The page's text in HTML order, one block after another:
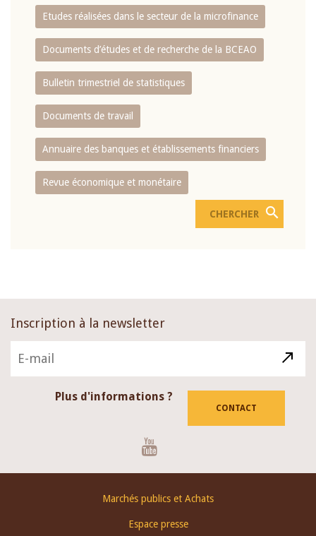
Etudes réalisées dans le secteur de la microfinance
Documents d’études et de recherche de la BCEAO
Bulletin trimestriel de statistiques
Documents de travail
Annuaire des banques et établissements financiers
Revue économique et monétaire
Inscription à la newsletter
Plus d'informations ?
CONTACT
Marchés publics et Achats
Espace presse